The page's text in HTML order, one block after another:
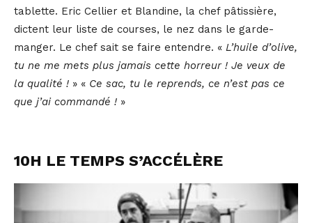
tablette. Eric Cellier et Blandine, la chef pâtissière,
dictent leur liste de courses, le nez dans le garde-
manger. Le chef sait se faire entendre. « L’huile d’olive,
tu ne me mets plus jamais cette horreur ! Je veux de
la qualité ! » « Ce sac, tu le reprends, ce n’est pas ce
que j’ai commandé ! »
10H LE TEMPS S’ACCÉLÈRE